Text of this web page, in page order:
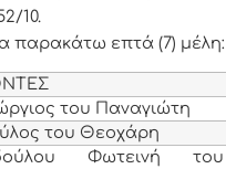
10.
παρακάτω επτά (7) μέλη:
του Παναγιώτη
του Θεοχάρη
Φωτεινή του